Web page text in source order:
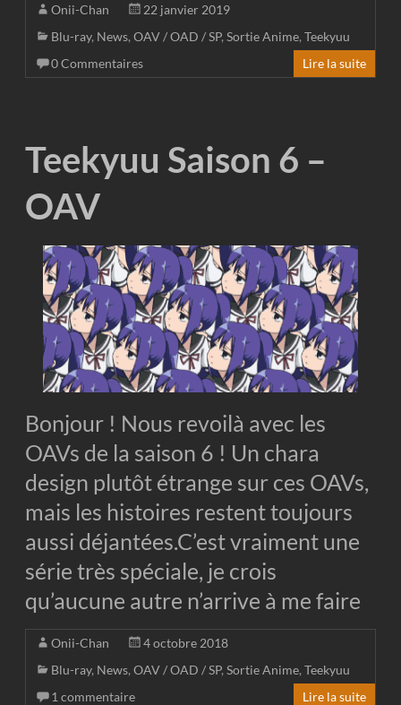
Onii-Chan
22 janvier 2019
Blu-ray, News,OAV / OAD / SP,Sortie Anime,Teekyuu
0 Commentaires
Lire la suite
Teekyuu Saison 6 –
OAV
Bonjour ! Nous revoilà avec les
OAVs de la saison 6 ! Un chara
design plutôt étrange sur ces OAVs,
mais les histoires restent toujours
aussi déjantées.C’est vraiment une
série très spéciale, je crois
qu’aucune autre n’arrive à me faire
Onii-Chan
4 octobre 2018
Blu-ray, News,OAV / OAD / SP,Sortie Anime,Teekyuu
1 commentaire
Lire la suite